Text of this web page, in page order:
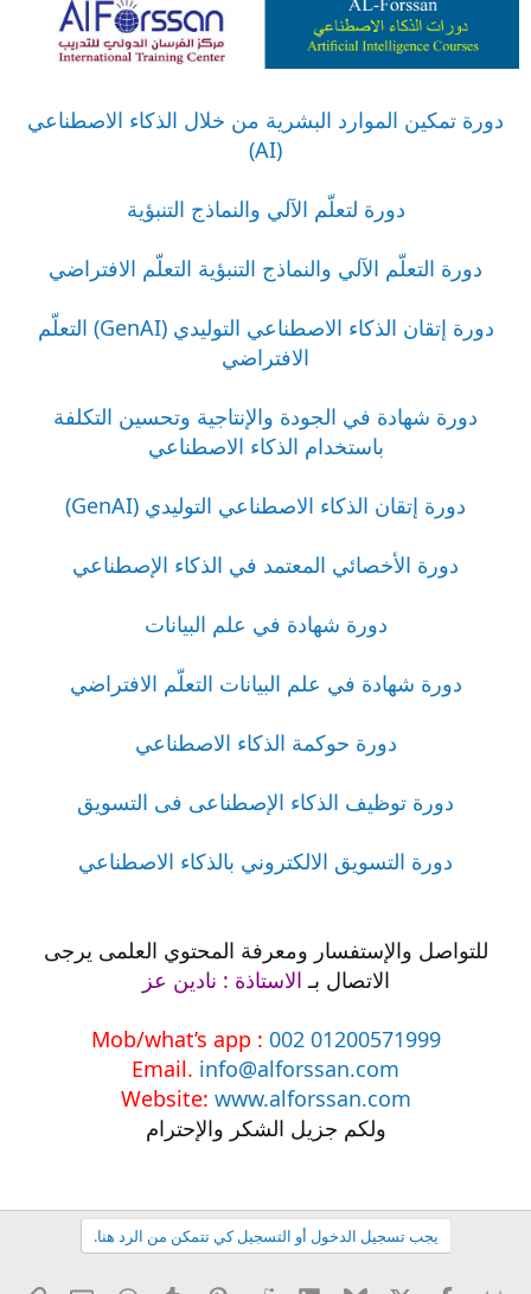
دورة تمكين الموارد البشرية من خلال الذكاء الاصطناعي
(AI)
دورة لتعلّم الآلي والنماذج التنبؤية
دورة التعلّم الآلي والنماذج التنبؤية التعلّم الافتراضي
دورة إتقان الذكاء الاصطناعي التوليدي (GenAI) التعلّم
الافتراضي
دورة شهادة في الجودة والإنتاجية وتحسين التكلفة
باستخدام الذكاء الاصطناعي
دورة إتقان الذكاء الاصطناعي التوليدي (GenAI)
دورة الأخصائي المعتمد في الذكاء الإصطناعي
دورة شهادة في علم البيانات
دورة شهادة في علم البيانات التعلّم الافتراضي
دورة حوكمة الذكاء الاصطناعي
دورة توظيف الذكاء الإصطناعى فى التسويق
دورة التسويق الالكتروني بالذكاء الاصطناعي
للتواصل والإستفسار ومعرفة المحتوي العلمى يرجى
الاتصال بـ الاستاذة : نادين عز
Mob/what’s app : 002 01200571999
Email. info@alforssan.com
Website: www.alforssan.com
ولكم جزيل الشكر والإحترام
يجب تسجيل الدخول أو التسجيل كي تتمكن من الرد هنا.